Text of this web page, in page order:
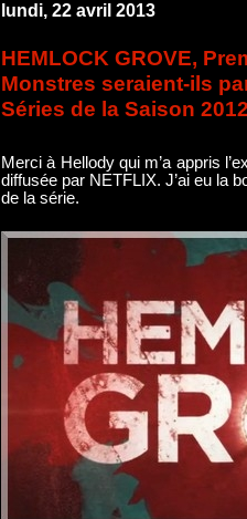
lundi, 22 avril 2013
HEMLOCK GROVE,
Monstres seraient-ils
Séries de la Saison
Merci à Hellody qui m’a appris
diffusée par NETFLIX. J’ai eu la
de la série.